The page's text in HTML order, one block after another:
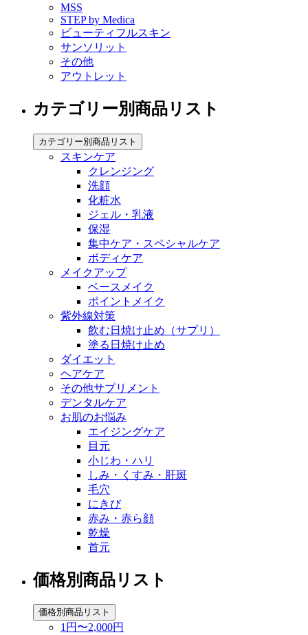
MSS
STEP by Medica
ビューティフルスキン
サンソリット
その他
アウトレット
カテゴリー別商品リスト
カテゴリー別商品リスト
スキンケア
クレンジング
洗顔
化粧水
ジェル・乳液
保湿
集中ケア・スペシャルケア
ボディケア
メイクアップ
ベースメイク
ポイントメイク
紫外線対策
飲む日焼け止め（サプリ）
塗る日焼け止め
ダイエット
ヘアケア
その他サプリメント
デンタルケア
お肌のお悩み
エイジングケア
目元
小じわ・ハリ
しみ・くすみ・肝斑
毛穴
にきび
赤み・赤ら顔
乾燥
首元
価格別商品リスト
価格別商品リスト
1円〜2,000円